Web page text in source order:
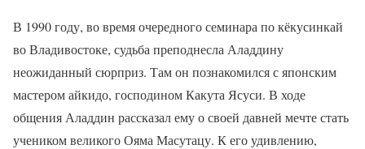
В 1990 году, во время очередного семинара по кёкусинкай
во Владивостоке, судьба преподнесла Аладдину
неожиданный сюрприз. Там он познакомился с японским
мастером айкидо, господином Какута Ясуси. В ходе
общения Аладдин рассказал ему о своей давней мечте стать
учеником великого Ояма Масутацу. К его удивлению,